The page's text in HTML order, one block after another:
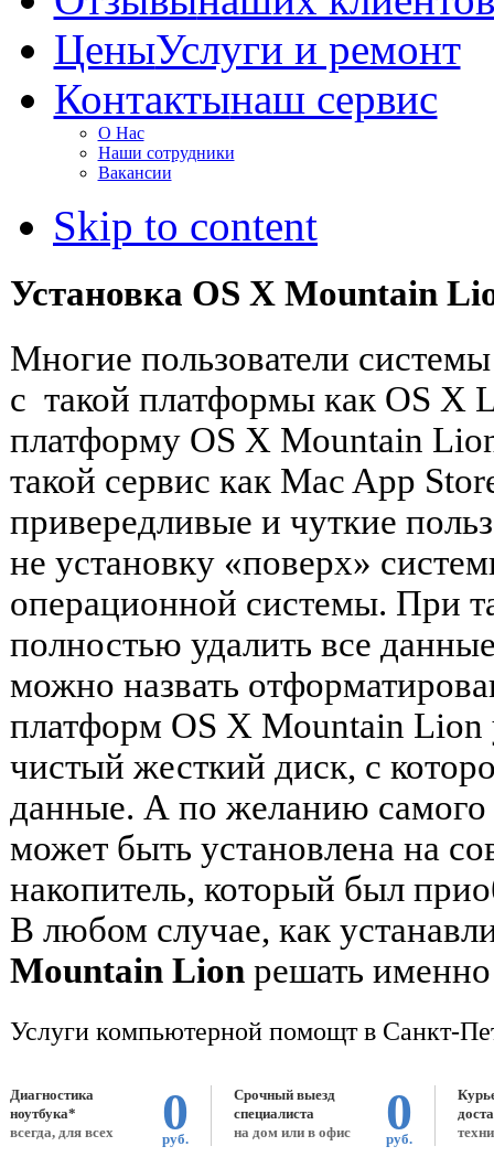
ЦеныУслуги и ремонт
Контактынаш сервис
О Нас
Наши сотрудники
Вакансии
Skip to content
Установка OS X Mountain
Многие пользователи
с такой платформы как OS X
платформу OS X Mountain
такой сервис как Mac App
привередливые и чуткие
не установку «поверх»
операционной системы. При
полностью удалить все
можно назвать
платформ OS X Mountain Lion
чистый жесткий диск, с
данные. А по желанию самого
может быть установлена на
накопитель, который был
В любом случае, как
Mountain Lionрешать
Услуги компьютерной помощт в Санкт-
Диагностика
ноутбука*
всегда, для всех
0
руб.
Срочный выезд
специалиста
на дом или в офис
0
руб.